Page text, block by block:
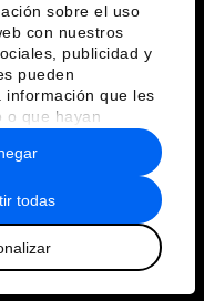
sobre el uso
con nuestros
publicidad y
pueden
que les
o que hayan
uso que haya
todas
Industry
de uso
Mundial